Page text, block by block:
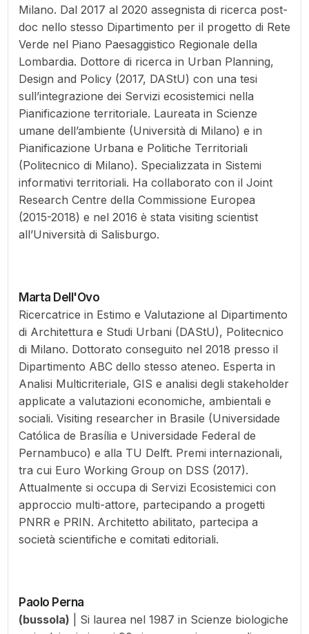
Milano. Dal 2017 al 2020 assegnista di ricerca post-
doc nello stesso Dipartimento per il progetto di Rete
Verde nel Piano Paesaggistico Regionale della
Lombardia. Dottore di ricerca in Urban Planning,
Design and Policy (2017, DAStU) con una tesi
sull’integrazione dei Servizi ecosistemici nella
Pianificazione territoriale. Laureata in Scienze
umane dell’ambiente (Università di Milano) e in
Pianificazione Urbana e Politiche Territoriali
(Politecnico di Milano). Specializzata in Sistemi
informativi territoriali. Ha collaborato con il Joint
Research Centre della Commissione Europea
(2015-2018) e nel 2016 è stata visiting scientist
all’Università di Salisburgo.
Marta Dell'Ovo
Ricercatrice in Estimo e Valutazione al Dipartimento
di Architettura e Studi Urbani (DAStU), Politecnico
di Milano. Dottorato conseguito nel 2018 presso il
Dipartimento ABC dello stesso ateneo. Esperta in
Analisi Multicriteriale, GIS e analisi degli stakeholder
applicate a valutazioni economiche, ambientali e
sociali. Visiting researcher in Brasile (Universidade
Católica de Brasília e Universidade Federal de
Pernambuco) e alla TU Delft. Premi internazionali,
tra cui Euro Working Group on DSS (2017).
Attualmente si occupa di Servizi Ecosistemici con
approccio multi-attore, partecipando a progetti
PNRR e PRIN. Architetto abilitato, partecipa a
società scientifiche e comitati editoriali.
Paolo Perna
(bussola) | Si laurea nel 1987 in Scienze biologiche